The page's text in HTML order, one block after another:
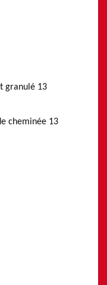
granulé 13
cheminée 13